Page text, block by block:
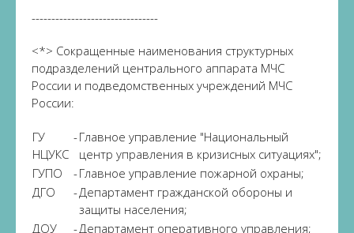
--------------------------------
<*> Сокращенные наименования структурных
подразделений центрального аппарата МЧС
России и подведомственных учреждений МЧС
России:
ГУ
НЦУКС
-Главное управление "Национальный
центр управления в кризисных ситуациях";
ГУПО
-Главное управление пожарной охраны;
ДГО
-Департамент гражданской обороны и
защиты населения;
ДОУ
-Департамент оперативного управления;